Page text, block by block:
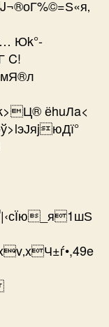
Юk°-
C!
ёhuЛa<